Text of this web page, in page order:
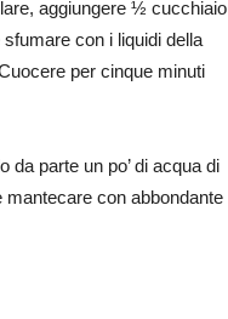
aggiungere ½ cucchiaio
con i liquidi della
per cinque minuti
parte un po’ di acqua di
mantecare con abbondante